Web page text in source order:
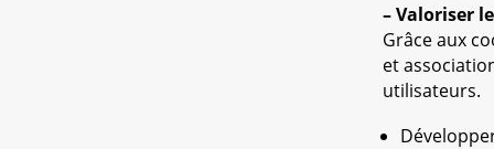
– Valoriser
Grâce aux
et
utilisateurs.